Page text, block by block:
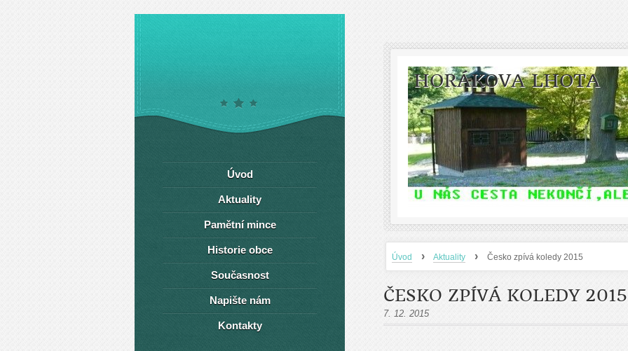
HORÁKOVA LHOTA
Úvod › Aktuality › Česko zpívá koledy 2015
ČESKO ZPÍVÁ KOLEDY 2015
7. 12. 2015
Úvod
Aktuality
Pamětní mince
Historie obce
Současnost
Napište nám
Kontakty